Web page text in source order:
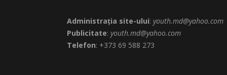
Administrația site-ului: youth.md@yahoo.com
Publicitate: youth.md@yahoo.com
Telefon: +373 69 588 273